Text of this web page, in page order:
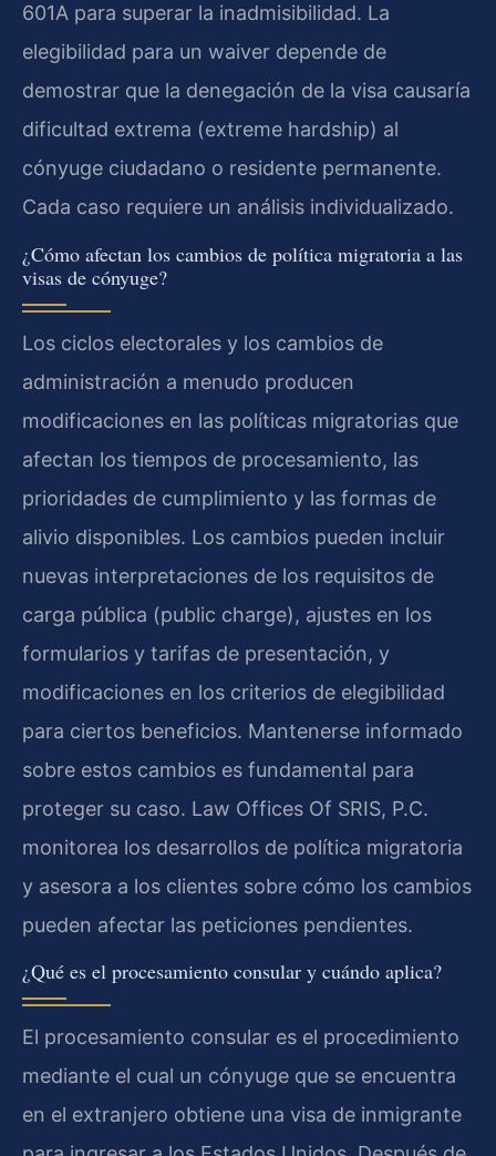
601A para superar la inadmisibilidad. La
elegibilidad para un waiver depende de
demostrar que la denegación de la visa causaría
dificultad extrema (extreme hardship) al
cónyuge ciudadano o residente permanente.
Cada caso requiere un análisis individualizado.
¿Cómo afectan los cambios de política migratoria a las
visas de cónyuge?
Los ciclos electorales y los cambios de
administración a menudo producen
modificaciones en las políticas migratorias que
afectan los tiempos de procesamiento, las
prioridades de cumplimiento y las formas de
alivio disponibles. Los cambios pueden incluir
nuevas interpretaciones de los requisitos de
carga pública (public charge), ajustes en los
formularios y tarifas de presentación, y
modificaciones en los criterios de elegibilidad
para ciertos beneficios. Mantenerse informado
sobre estos cambios es fundamental para
proteger su caso. Law Offices Of SRIS, P.C.
monitorea los desarrollos de política migratoria
y asesora a los clientes sobre cómo los cambios
pueden afectar las peticiones pendientes.
¿Qué es el procesamiento consular y cuándo aplica?
El procesamiento consular es el procedimiento
mediante el cual un cónyuge que se encuentra
en el extranjero obtiene una visa de inmigrante